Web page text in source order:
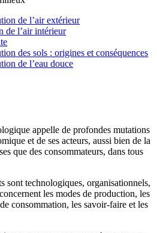
de l’air extérieur
de l’air intérieur
des sols : origines et conséquences
de l’eau douce
appelle de profondes mutations
et de ses acteurs, aussi bien de la
que des consommateurs, dans tous
sont technologiques, organisationnels,
les modes de production, les
consommation, les savoir-faire et les